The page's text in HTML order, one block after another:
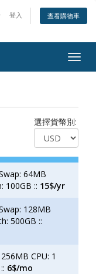
登入 查看購物車
選擇貨幣別:
64MB
100GB :: 15$/yr
128MB
500GB ::
CPU: 1
6$/mo